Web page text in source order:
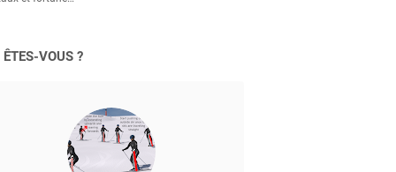
ÊTES-VOUS ?